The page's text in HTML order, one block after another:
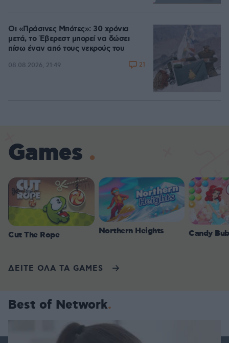
Οι «Πράσινες Μπότες»: 30 χρόνια
μετά, το Έβερεστ μπορεί να δώσει
πίσω έναν από τους νεκρούς του
08.08.2026, 21:49 21
Games
Cut The Rope Northern Heights Candy
ΔΕΙΤΕ ΟΛΑ ΤΑ GAMES
Best of Network